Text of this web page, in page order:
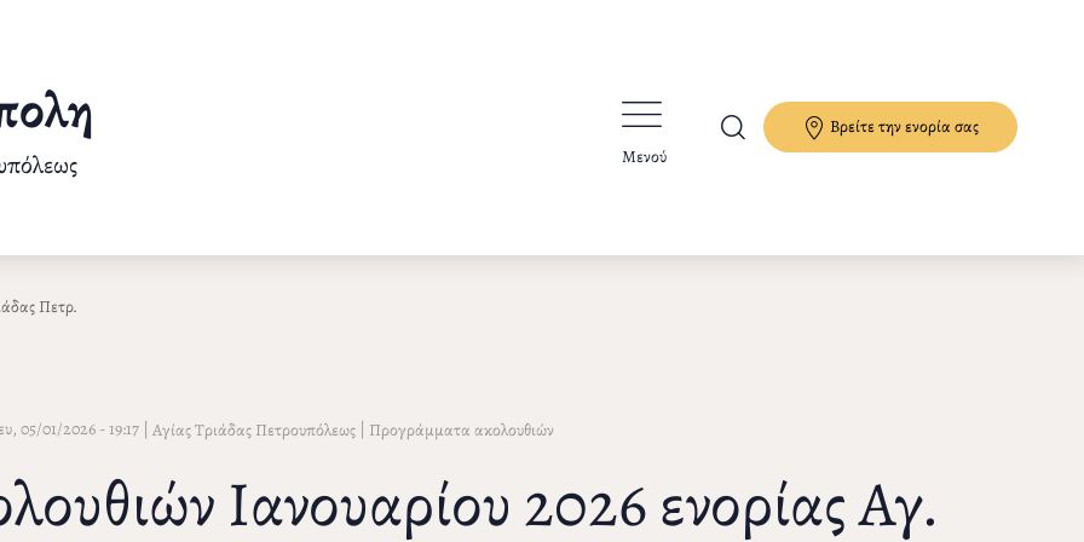
Μενού
Βρείτε την ενορία σας
Πετρ.
05/01/2026 - 19:17 | Αγίας Τριάδας Πετρουπόλεως | Προγράμματα ακολουθιών
Ιανουαρίου 2026 ενορίας Αγ.